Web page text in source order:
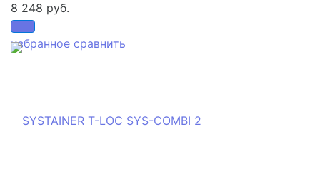
избранное сравнить
8 248 руб.